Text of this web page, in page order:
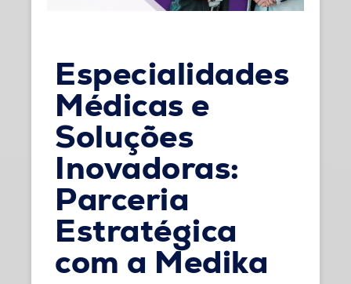
Especialidades
Médicas e
Soluções
Inovadoras:
Parceria
Estratégica
com a Medika